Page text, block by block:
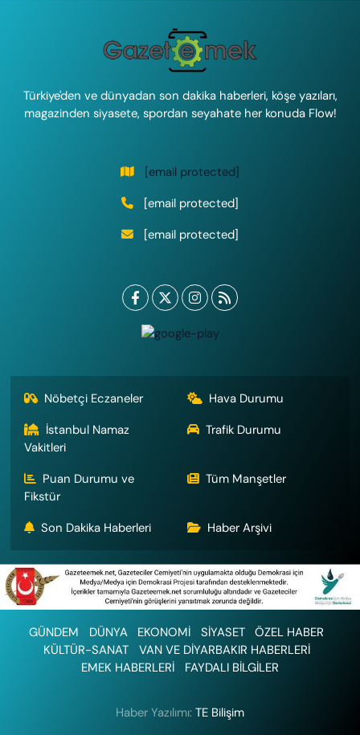
Türkiye'den ve dünyadan son dakika haberleri, köşe yazıları,
magazinden siyasete, spordan seyahate her konuda Flow!
[email protected]
[email protected]
[email protected]
Nöbetçi Eczaneler
Hava Durumu
İstanbul Namaz
Vakitleri
Trafik Durumu
Puan Durumu ve
Fikstür
Tüm Manşetler
Son Dakika Haberleri Haber Arşivi
GÜNDEM DÜNYA EKONOMİ SİYASET
ÖZEL HABER
KÜLTÜR-SANAT
VAN VE DİYARBAKIR HABERLERİ
EMEK HABERLERİ
FAYDALI BİLGİLER
Haber Yazılımı: TE Bilişim